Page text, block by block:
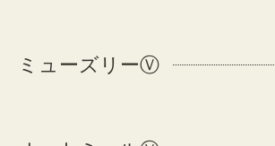
ミューズリーⓋ